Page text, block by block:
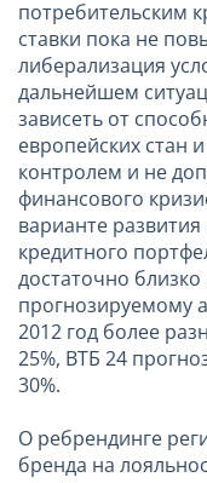
потребительским
ставки пока не
либерализация
дальнейшем
зависеть от
европейских стан
контролем и не
финансового
варианте
кредитного
достаточно
прогнозируемому
2012 год более
25%, ВТБ 24
30%.
О ребрендинге
бренда на